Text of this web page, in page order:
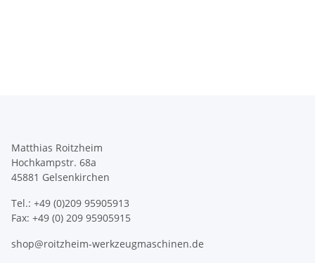
Matthias Roitzheim
Hochkampstr. 68a
45881 Gelsenkirchen
Tel.: +49 (0)209 95905913
Fax: +49 (0) 209 95905915
shop@roitzheim-werkzeugmaschinen.de